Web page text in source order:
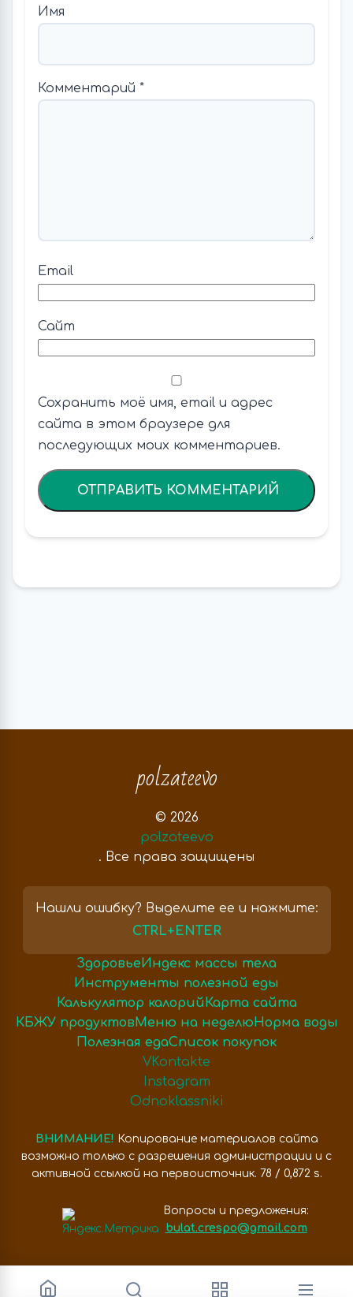
Имя
Комментарий *
Email
Сайт
Сохранить моё имя, email и адрес
сайта в этом браузере для
последующих моих комментариев.
polzateevo
© 2026
polzateevo
. Все права защищены
Нашли ошибку? Выделите ее и нажмите:
CTRL+ENTER
Здоровье Индекс массы тела
Инструменты полезной еды
Калькулятор калорий Карта сайта
КБЖУ продуктов Меню на неделю Норма воды
Полезная едаСписок покупок
VKontakte
Instagram
Odnoklassniki
ВНИМАНИЕ! Копирование материалов сайта
возможно только с разрешения администрации и с
активной ссылкой на первоисточник. 78 / 0,872 s.
Вопросы и предложения:
bulat.crespo@gmail.com